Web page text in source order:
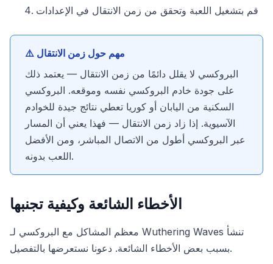
قم بتشغيل اللعبة وتحقق من زمن الانتقال في الإعدادات
⚠️ مهم حول زمن الانتقال
البروكسي لا يقلل دائمًا من زمن الانتقال — يعتمد ذلك
على جودة خادم البروكسي نفسه وموقعه. البروكسي
السكنية من اليابان أو كوريا تعطي نتائج جيدة للخوادم
الآسيوية. إذا زاد زمن الانتقال — فهذا يعني أن المسار
عبر البروكسي أطول من الاتصال المباشر، ومن الأفضل
اللعب بدونه.
الأخطاء الشائعة وكيفية تجنبها
معظم المشاكل مع البروكسي لـ Wuthering Waves تنشأ
بسبب بعض الأخطاء الشائعة. دعونا نستعرضها بالتفصيل.